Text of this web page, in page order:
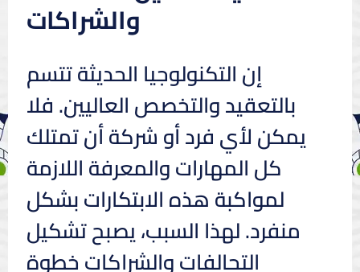
والشراكات
إن التكنولوجيا الحديثة تتسم
بالتعقيد والتخصص العاليين. فلا
يمكن لأي فرد أو شركة أن تمتلك
كل المهارات والمعرفة اللازمة
لمواكبة هذه الابتكارات بشكل
منفرد. لهذا السبب، يصبح تشكيل
التحالفات والشراكات خطوة